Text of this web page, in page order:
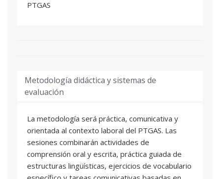
situaciones previsibles y consolidar una base
PTGAS
Metodología didáctica y sistemas de
evaluación
La metodología será práctica, comunicativa y
orientada al contexto laboral del PTGAS. Las
sesiones combinarán actividades de
comprensión oral y escrita, práctica guiada de
estructuras lingüísticas, ejercicios de vocabulario